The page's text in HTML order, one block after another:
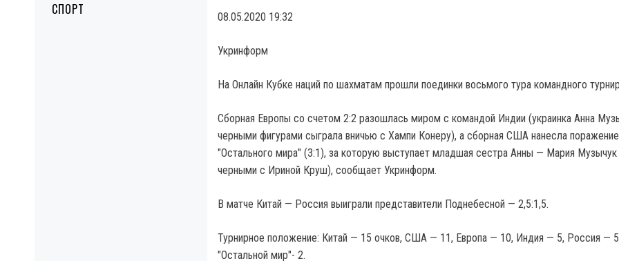
СПОРТ
08.05.2020 19:32
Укринформ
На Онлайн Кубке наций по шахматам прошли поединки восьмого тура командного
Сборная Европы со счетом 2:2 разошлась миром с командой Индии (украинка Анна
черными фигурами сыграла вничью с Хампи Конеру), а сборная США нанесла
"Остального мира" (3:1), за которую выступает младшая сестра Анны — Мария Музычук
черными с Ириной Круш), сообщает Укринформ.
В матче Китай — Россия выиграли представители Поднебесной — 2,5:1,5.
Турнирное положение: Китай — 15 очков, США — 11, Европа — 10, Индия — 5, Россия —
"Остальной мир"- 2.